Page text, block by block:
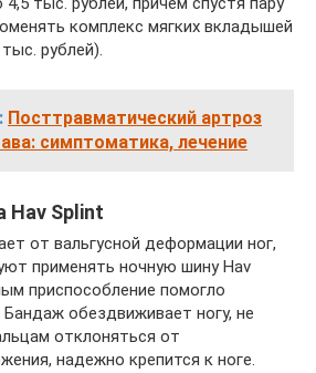
комплекс мягких вкладышей
рублей).
Посттравматический артроз
симптоматика, лечение
Hav Splint
от вальгусной деформации ног,
применять ночную шину Hav
приспособление помогло
обездвиживает ногу, не
отклоняться от
надежно крепится к ноге.